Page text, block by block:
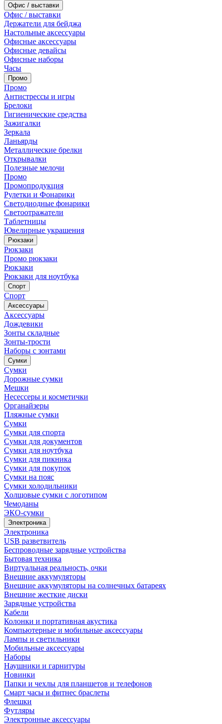
Офис / выставки
Офис / выставки
Держатели для бейджа
Настольные аксессуары
Офисные аксессуары
Офисные девайсы
Офисные наборы
Часы
Промо
Промо
Антистрессы и игры
Брелоки
Гигиенические средства
Зажигалки
Зеркала
Ланьярды
Металлические брелки
Открывалки
Полезные мелочи
Промо
Промопродукция
Рулетки и Фонарики
Светодиодные фонарики
Светоотражатели
Таблетницы
Ювелирные украшения
Рюкзаки
Рюкзаки
Промо рюкзаки
Рюкзаки
Рюкзаки для ноутбука
Спорт
Спорт
Аксессуары
Аксессуары
Дождевики
Зонты складные
Зонты-трости
Наборы с зонтами
Сумки
Сумки
Дорожные сумки
Мешки
Несессеры и косметички
Органайзеры
Пляжные сумки
Сумки
Сумки для спорта
Сумки для документов
Сумки для ноутбука
Сумки для пикника
Сумки для покупок
Сумки на пояс
Сумки холодильники
Холщовые сумки с логотипом
Чемоданы
ЭКО-сумки
Электроника
Электроника
USB разветвитель
Беспроводные зарядные устройства
Бытовая техника
Виртуальная реальность, очки
Внешние аккумуляторы
Внешние аккумуляторы на солнечных батареях
Внешние жесткие диски
Зарядные устройства
Кабели
Колонки и портативная акустика
Компьютерные и мобильные аксессуары
Лампы и светильники
Мобильные аксессуары
Наборы
Наушники и гарнитуры
Новинки
Папки и чехлы для планшетов и телефонов
Смарт часы и фитнес браслеты
Флешки
Футляры
Электронные аксессуары